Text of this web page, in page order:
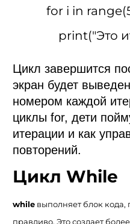
for i in
print("Это
Цикл завершится
экран будет
номером каждой
циклы for, дети
итерации и как
повторений.
Цикл While
while выполняет блок кода,
правдиво. Это создает